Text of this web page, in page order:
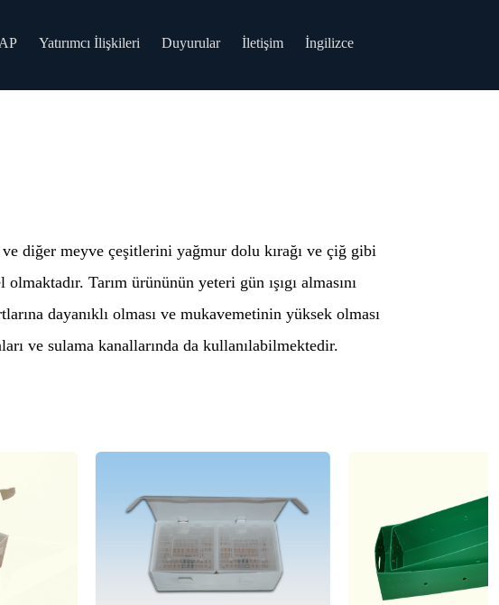
Yatırımcı İlişkileri Duyurular İletişim İngilizce
diğer meyve çeşitlerini yağmur dolu kırağı ve çiğ gibi
Tarım ürününün yeteri gün ışıgı almasını
dayanıklı olması ve mukavemetinin yüksek olması
ve sulama kanallarında da kullanılabilmektedir.